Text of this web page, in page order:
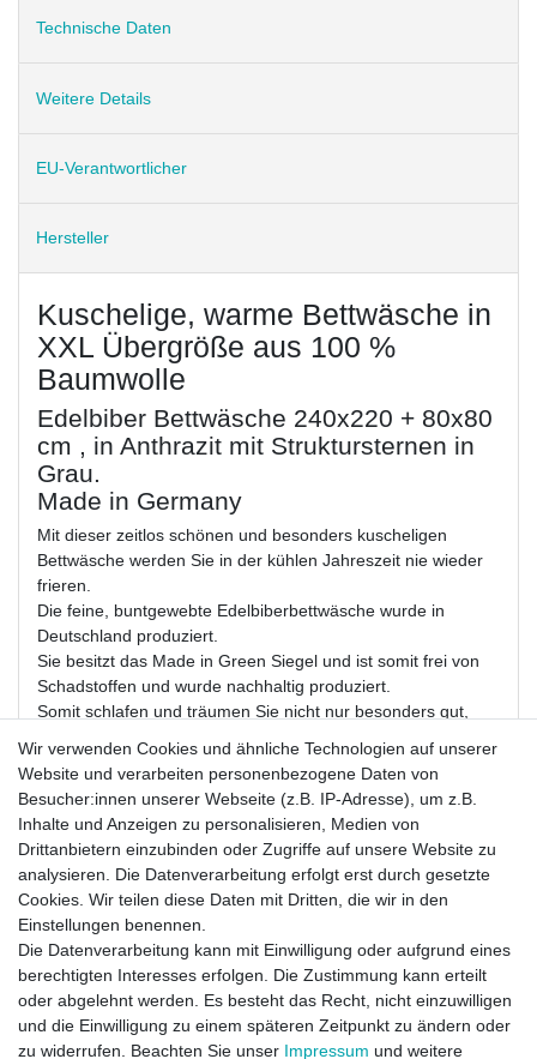
Technische Daten
Weitere Details
EU-Verantwortlicher
Hersteller
Kuschelige, warme Bettwäsche in
XXL Übergröße aus 100 %
Baumwolle
Edelbiber Bettwäsche 240x220 + 80x80
cm , in Anthrazit mit Struktursternen in
Grau.
Made in Germany
Mit dieser zeitlos schönen und besonders kuscheligen
Bettwäsche werden Sie in der kühlen Jahreszeit nie wieder
frieren.
Die feine, buntgewebte Edelbiberbettwäsche wurde in
Deutschland produziert.
Sie besitzt das Made in Green Siegel und ist somit frei von
Schadstoffen und wurde nachhaltig produziert.
Somit schlafen und träumen Sie nicht nur besonders gut,
Diese Bettwäsche ist absolut pflegeleicht, denn sie kann bei
bis zu 60 °C in der Maschine gewaschen werden und ist
auch trocknergeeignet. Der eingearbeitete,
hochwertige Reißverschluss macht das Überziehen zum
Material: Edelbiber 100 % Baumwolle, Öko Tex Made in
Green Siegel
Maße: 240 x 220 cm + 80 x 80 cm, Set: 1 Bettbezug +
2 Kissenbezügen
Farbe:Anthrazit mit grauen Sternen
Besonderheiten:kuschelig, warm, Edelbiber, Übergröße
Wir verwenden Cookies und ähnliche Technologien auf unserer
Website und verarbeiten personenbezogene Daten von
Besucher:innen unserer Webseite (z.B. IP-Adresse), um z.B.
Inhalte und Anzeigen zu personalisieren, Medien von
Drittanbietern einzubinden oder Zugriffe auf unsere Website zu
analysieren. Die Datenverarbeitung erfolgt erst durch gesetzte
Cookies. Wir teilen diese Daten mit Dritten, die wir in den
Einstellungen benennen.
Die Datenverarbeitung kann mit Einwilligung oder aufgrund eines
berechtigten Interesses erfolgen. Die Zustimmung kann erteilt
oder abgelehnt werden. Es besteht das Recht, nicht einzuwilligen
und die Einwilligung zu einem späteren Zeitpunkt zu ändern oder
zu widerrufen. Beachten Sie unser Impressum und weitere